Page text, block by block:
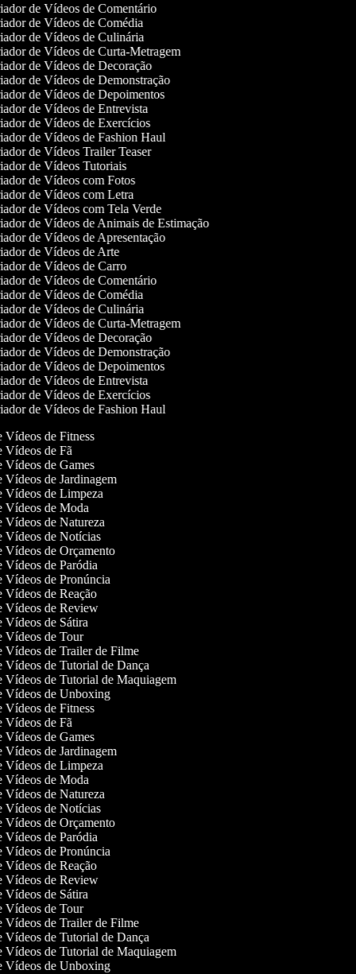
de Vídeos de Comentário
de Vídeos de Comédia
de Vídeos de Culinária
de Vídeos de Curta-Metragem
de Vídeos de Decoração
de Vídeos de Demonstração
de Vídeos de Depoimentos
de Vídeos de Entrevista
de Vídeos de Exercícios
de Vídeos de Fashion Haul
de Vídeos Trailer Teaser
de Vídeos Tutoriais
de Vídeos com Fotos
de Vídeos com Letra
de Vídeos com Tela Verde
de Vídeos de Animais de Estimação
de Vídeos de Apresentação
de Vídeos de Arte
de Vídeos de Carro
de Vídeos de Comentário
de Vídeos de Comédia
de Vídeos de Culinária
de Vídeos de Curta-Metragem
de Vídeos de Decoração
de Vídeos de Demonstração
de Vídeos de Depoimentos
de Vídeos de Entrevista
de Vídeos de Exercícios
de Vídeos de Fashion Haul
Vídeos de Fitness
Vídeos de Fã
Vídeos de Games
Vídeos de Jardinagem
Vídeos de Limpeza
Vídeos de Moda
Vídeos de Natureza
Vídeos de Notícias
Vídeos de Orçamento
Vídeos de Paródia
Vídeos de Pronúncia
Vídeos de Reação
Vídeos de Review
Vídeos de Sátira
Vídeos de Tour
Vídeos de Trailer de Filme
Vídeos de Tutorial de Dança
Vídeos de Tutorial de Maquiagem
Vídeos de Unboxing
Vídeos de Fitness
Vídeos de Fã
Vídeos de Games
Vídeos de Jardinagem
Vídeos de Limpeza
Vídeos de Moda
Vídeos de Natureza
Vídeos de Notícias
Vídeos de Orçamento
Vídeos de Paródia
Vídeos de Pronúncia
Vídeos de Reação
Vídeos de Review
Vídeos de Sátira
Vídeos de Tour
Vídeos de Trailer de Filme
Vídeos de Tutorial de Dança
Vídeos de Tutorial de Maquiagem
Vídeos de Unboxing